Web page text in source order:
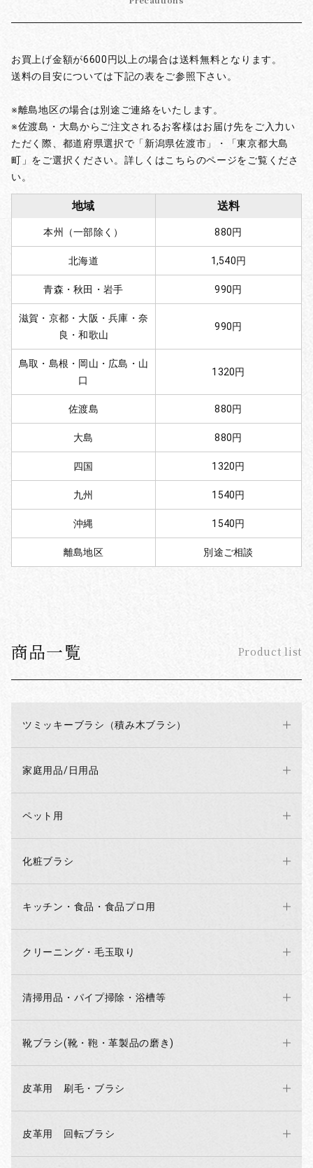
商品一覧 Product list
ツミッキーブラシ（積み木ブラシ）
家庭用品/日用品
ペット用
化粧ブラシ
キッチン・食品・食品プロ用
クリーニング・毛玉取り
清掃用品・パイプ掃除・浴槽等
靴ブラシ(靴・鞄・革製品の磨き)
皮革用 刷毛・ブラシ
皮革用 回転ブラシ
お買上げ金額が6600円以上の場合は送料無料となります。
送料の目安については下記の表をご参照下さい。
※離島地区の場合は別途ご連絡をいたします。
※佐渡島・大島からご注文されるお客様はお届け先をご入力い
ただく際、都道府県選択で「新潟県佐渡市」・「東京都大島
町」をご選択ください。詳しくはこちらのページをご覧くださ
い。
地域 送料
本州（一部除く） 880円
北海道 1,540円
青森・秋田・岩手 990円
滋賀・京都・大阪・兵庫・奈
良・和歌山
990円
鳥取・島根・岡山・広島・山
口
1320円
佐渡島 880円
大島 880円
四国 1320円
九州 1540円
沖縄 1540円
離島地区 別途ご相談